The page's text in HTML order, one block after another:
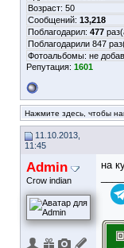
Возраст: 50
Сообщений: 13,218
Поблагодарил: 477
Поблагодарили 847
Фотоальбомы: не
Репутация: 1601
Нажмите здесь, чтобы
11.10.2013,
11:45
Admin
Crow indian
на